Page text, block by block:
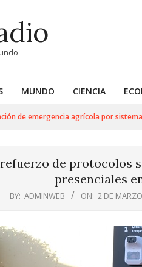
MUNDO CIENCIA
emergencia agrícola por sistema
de protocolos
presenciales
BY: ADMINWEB ON: 2 DE